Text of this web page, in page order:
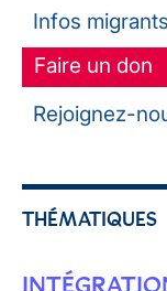
Infos migrants
Faire un don
Rejoignez-
THÉMATIQUES